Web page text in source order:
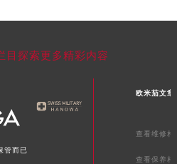
目探索更多精彩内容
管而已
欧米茄文章
查看维修相
查看保养相